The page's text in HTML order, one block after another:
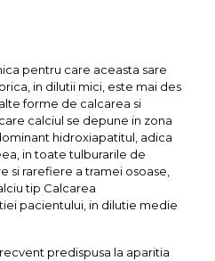
pentru care aceasta sare
in dilutii mici, este mai des
forme de calcarea si
calciul se depune in zona
hidroxiapatitul, adica
in toate tulburarile de
si rarefiere a tramei osoase,
tip Calcarea
pacientului, in dilutie medie
predispusa la aparitia